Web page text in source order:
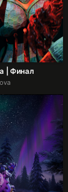
| Финал